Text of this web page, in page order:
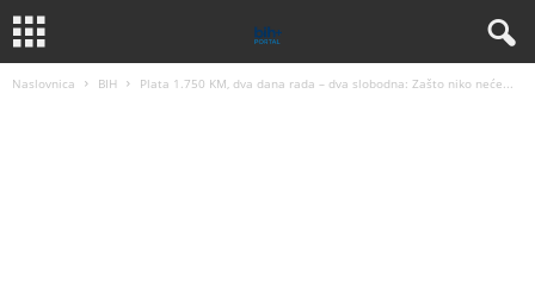
Naslovnica BIH Plata 1.750 KM, dva dana rada – dva slobodna: Zašto niko neće...